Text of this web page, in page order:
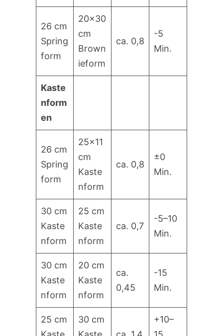
26 cm
Spring
form
20×30
cm
Brown
ieform
ca. 0,8
-5
Min.
Kaste
nform
en
26 cm
Spring
form
25×11
cm
Kaste
nform
ca. 0,8
±0
Min.
30 cm
Kaste
nform
25 cm
Kaste
nform
ca. 0,7
-5–10
Min.
30 cm
Kaste
nform
20 cm
Kaste
nform
ca.
0,45
-15
Min.
25 cm
30 cm
+10–